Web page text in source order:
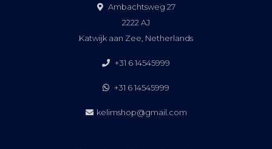
Ambachtsweg 27
2222 AJ
Katwijk aan Zee, Netherlands
+31 6 14545999
+31 6 14545999
kelimshop@gmail.com